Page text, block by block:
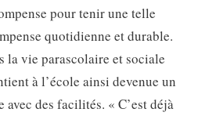
pour tenir une telle
quotidienne et durable.
la vie parascolaire et sociale
à l’école ainsi devenue un
des facilités. « C’est déjà